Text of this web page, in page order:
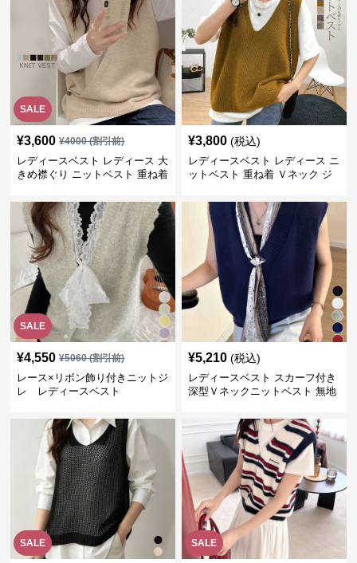
SALE
¥3,600 ¥4000(割引前)
レディースベスト レディース 大
きめ襟ぐり ニットベスト 重ね着
¥3,800 (税込)
レディースベスト レディース ニ
ットベスト 重ね着 Ｖネック ジ
SALE
¥4,550 ¥5060(割引前)
レース×リボン飾り付きニットジ
レ レディースベスト
¥5,210 (税込)
レディースベスト スカーフ付き
深型Ｖネックニットベスト 無地
SALE SALE